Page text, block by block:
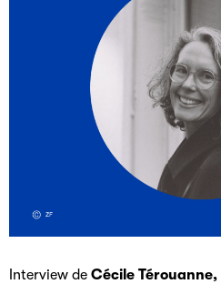
Interview de Cécile Térouanne,